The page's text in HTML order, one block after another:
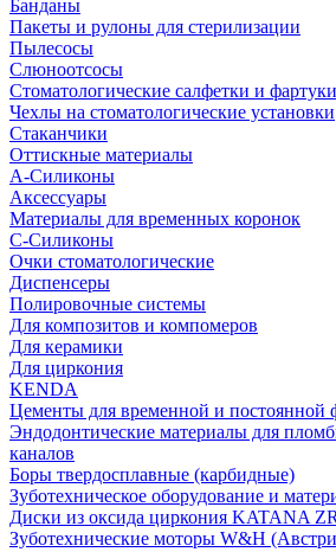
Банданы
Пакеты и рулоны для стерилизации
Пылесосы
Слюноотсосы
Стоматологические салфетки и
Чехлы на стоматологические установки
Стаканчики
Оттискные материалы
А-Силиконы
Аксессуары
Материалы для временных коронок
С-Силиконы
Очки стоматологические
Диспенсеры
Полировочные системы
Для композитов и компомеров
Для керамики
Для циркония
KENDA
Цементы для временной и постоянной
Эндодонтические материалы для
каналов
Боры твердосплавные (карбидные)
Зуботехническое оборудование и
Диски из оксида циркония KATANA ZR
Зуботехнические моторы W&H